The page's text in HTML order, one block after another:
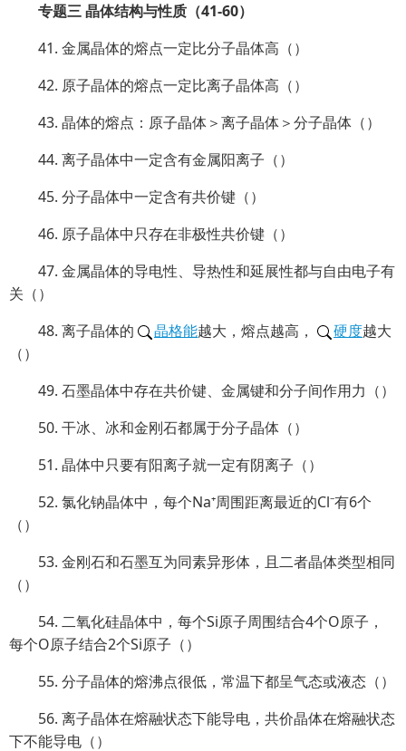
专题三 晶体结构与性质（41-60）
41. 金属晶体的熔点一定比分子晶体高（）
42. 原子晶体的熔点一定比离子晶体高（）
43. 晶体的熔点：原子晶体＞离子晶体＞分子晶体（）
44. 离子晶体中一定含有金属阳离子（）
45. 分子晶体中一定含有共价键（）
46. 原子晶体中只存在非极性共价键（）
47. 金属晶体的导电性、导热性和延展性都与自由电子有
关（）
48. 离子晶体的
晶格能越大，熔点越高， 硬度越大
（）
49. 石墨晶体中存在共价键、金属键和分子间作用力（）
50. 干冰、冰和金刚石都属于分子晶体（）
51. 晶体中只要有阳离子就一定有阴离子（）
52. 氯化钠晶体中，每个Na⁺周围距离最近的Cl⁻有6个
（）
53. 金刚石和石墨互为同素异形体，且二者晶体类型相同
（）
54. 二氧化硅晶体中，每个Si原子周围结合4个O原子，
每个O原子结合2个Si原子（）
55. 分子晶体的熔沸点很低，常温下都呈气态或液态（）
56. 离子晶体在熔融状态下能导电，共价晶体在熔融状态
下不能导电（）